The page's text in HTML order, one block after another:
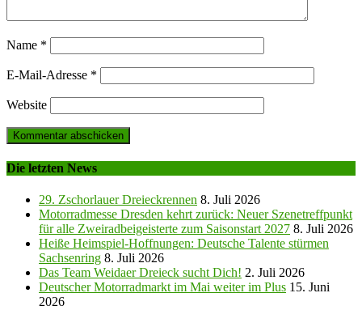
Name *
E-Mail-Adresse *
Website
Die letzten News
29. Zschorlauer Dreieckrennen 8. Juli 2026
Motorradmesse Dresden kehrt zurück: Neuer Szenetreffpunkt
für alle Zweiradbeigeisterte zum Saisonstart 2027 8. Juli 2026
Heiße Heimspiel-Hoffnungen: Deutsche Talente stürmen
Sachsenring 8. Juli 2026
Das Team Weidaer Dreieck sucht Dich! 2. Juli 2026
Deutscher Motorradmarkt im Mai weiter im Plus 15. Juni
2026